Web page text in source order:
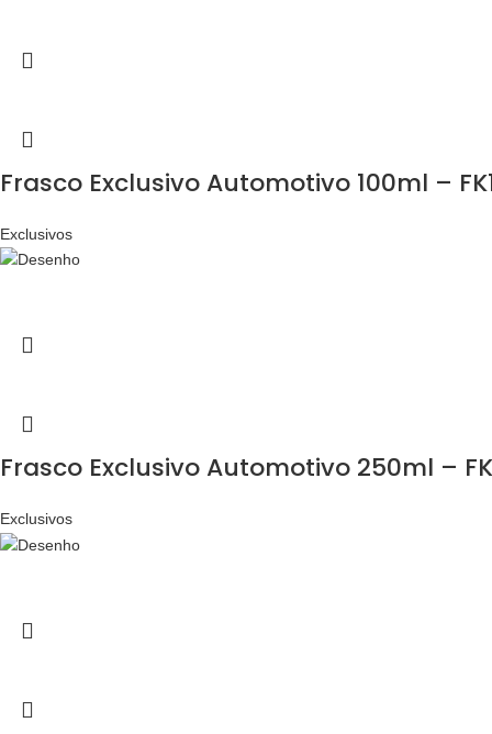
Frasco Exclusivo Automotivo 100ml –
Exclusivos
Frasco Exclusivo Automotivo 250ml –
Exclusivos